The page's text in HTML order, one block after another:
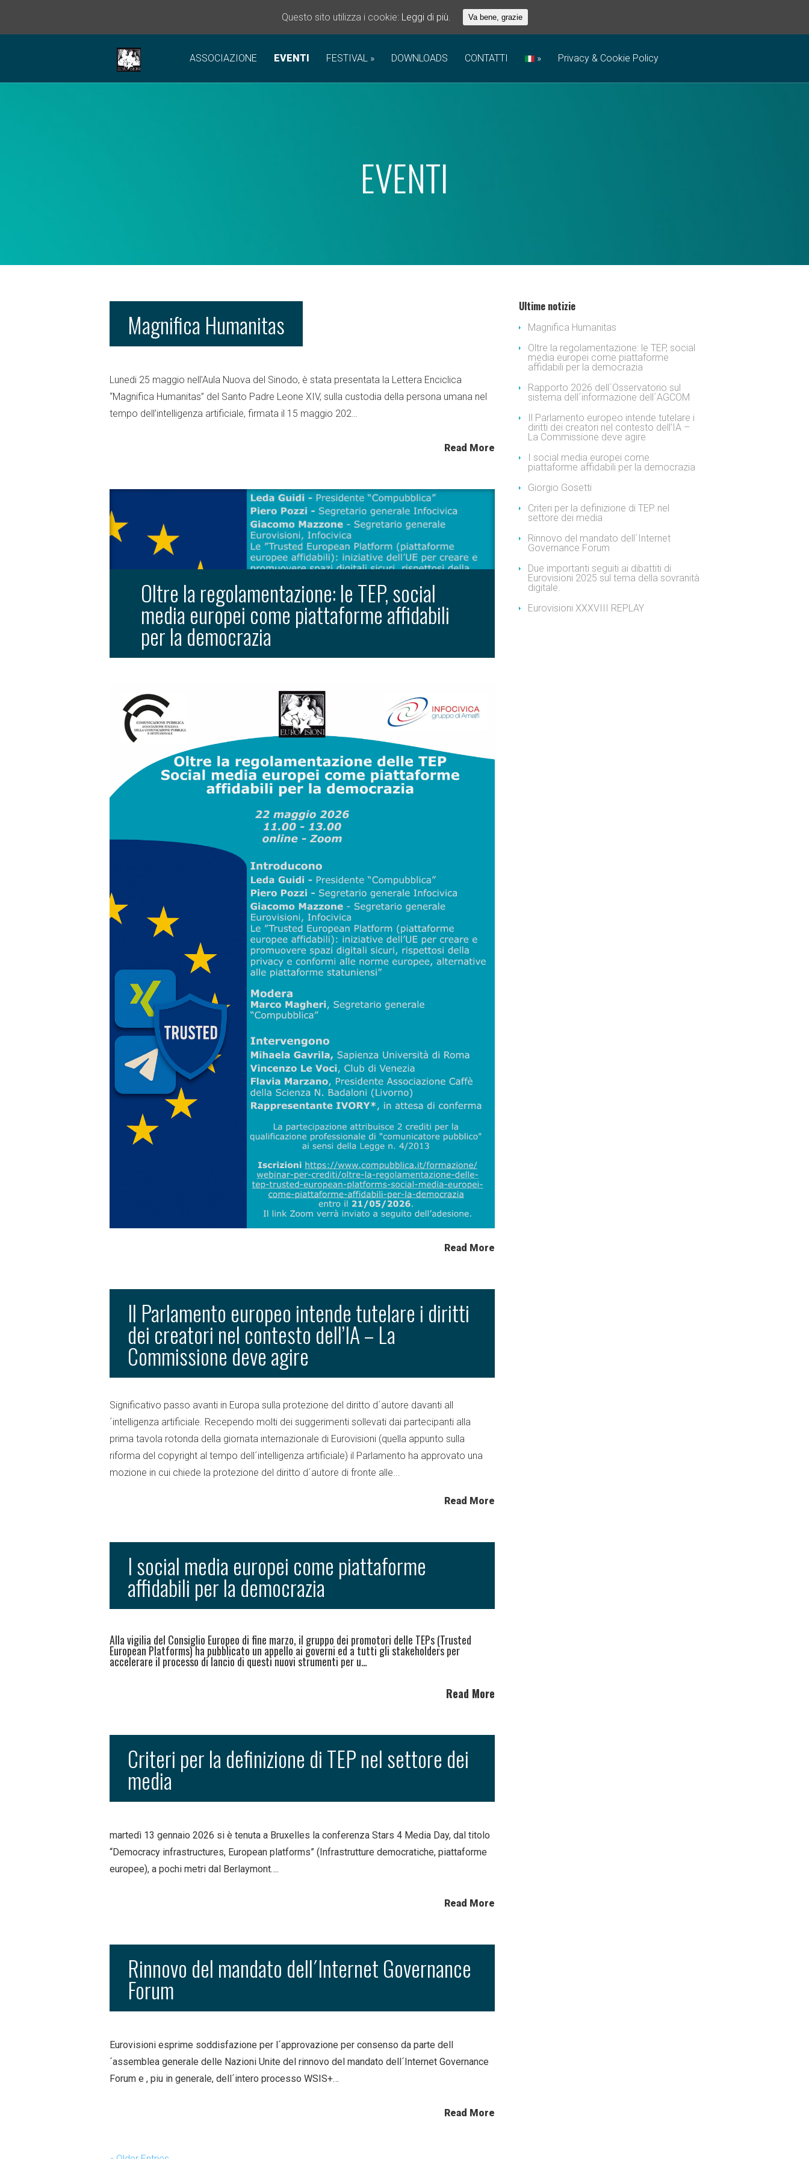
ASSOCIAZIONE EVENTI FESTIVAL DOWNLOADS CONTATTI Privacy & Cookie Policy
EVENTI
Magnifica Humanitas
Lunedi 25 maggio nell’Aula Nuova del Sinodo, è stata presentata la Lettera Enciclica
“Magnifica Humanitas” del Santo Padre Leone XIV, sulla custodia della persona umana nel
tempo dell’intelligenza artificiale, firmata il 15 maggio 202…
Read More
Oltre la regolamentazione: le TEP, social
media europei come piattaforme affidabili
per la democrazia
Read More
Il Parlamento europeo intende tutelare i diritti
dei creatori nel contesto dell’IA – La
Commissione deve agire
Significativo passo avanti in Europa sulla protezione del diritto d´autore davanti all
´intelligenza artificiale. Recependo molti dei suggerimenti sollevati dai partecipanti alla
prima tavola rotonda della giornata internazionale di Eurovisioni (quella appunto sulla
riforma del copyright al tempo dell´intelligenza artificiale) il Parlamento ha approvato una
mozione in cui chiede la protezione del diritto d´autore di fronte alle...
Read More
I social media europei come piattaforme
affidabili per la democrazia
Alla vigilia del Consiglio Europeo di fine marzo, il gruppo dei promotori delle TEPs (Trusted
European Platforms) ha pubblicato un appello ai governi ed a tutti gli stakeholders per
accelerare il processo di lancio di questi nuovi strumenti per u…
Read More
Criteri per la definizione di TEP nel settore dei
media
martedì 13 gennaio 2026 si è tenuta a Bruxelles la conferenza Stars 4 Media Day, dal titolo
“Democracy infrastructures, European platforms” (Infrastrutture democratiche, piattaforme
europee), a pochi metri dal Berlaymont….
Read More
Rinnovo del mandato dell´Internet Governance
Forum
Eurovisioni esprime soddisfazione per l´approvazione per consenso da parte dell
´assemblea generale delle Nazioni Unite del rinnovo del mandato dell´Internet Governance
Forum e , piu in generale, dell´intero processo WSIS+…
Read More
Ultime notizie
Magnifica Humanitas
Oltre la regolamentazione: le TEP, social
media europei come piattaforme
affidabili per la democrazia
Rapporto 2026 dell´Osservatorio sul
sistema dell´informazione dell´AGCOM
Il Parlamento europeo intende tutelare i
diritti dei creatori nel contesto dell’IA –
La Commissione deve agire
I social media europei come
piattaforme affidabili per la democrazia
Giorgio Gosetti
Criteri per la definizione di TEP nel
settore dei media
Rinnovo del mandato dell´Internet
Governance Forum
Due importanti seguiti ai dibattiti di
Eurovisioni 2025 sul tema della sovranità
digitale.
Eurovisioni XXXVIII REPLAY
Questo sito utilizza i cookie: Leggi di più. Va bene, grazie